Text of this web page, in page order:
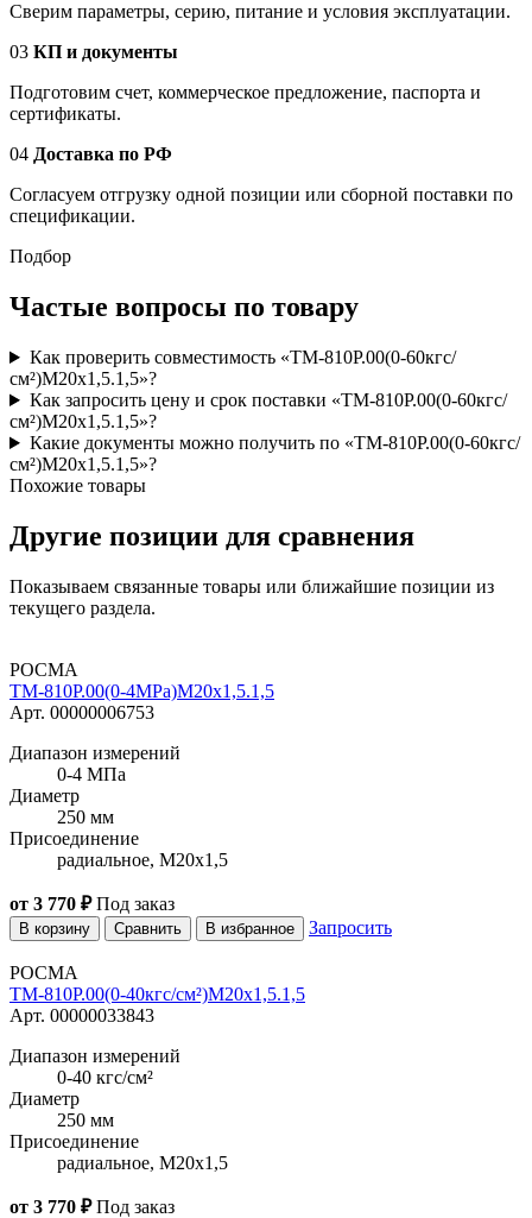
Сверим параметры, серию, питание и условия эксплуатации.
03 КП и документы
Подготовим счет, коммерческое предложение, паспорта и
сертификаты.
04 Доставка по РФ
Согласуем отгрузку одной позиции или сборной поставки по
спецификации.
Подбор
Частые вопросы по товару
Как проверить совместимость «ТМ-810Р.00(0-60кгс/
см²)M20x1,5.1,5»?
Как запросить цену и срок поставки «ТМ-810Р.00(0-60кгс/
см²)M20x1,5.1,5»?
Какие документы можно получить по «ТМ-810Р.00(0-60кгс/
см²)M20x1,5.1,5»?
Похожие товары
Другие позиции для сравнения
Показываем связанные товары или ближайшие позиции из
текущего раздела.
РОСМА
ТМ-810Р.00(0-4MPa)M20x1,5.1,5
Арт. 00000006753
Диапазон измерений
0-4 МПа
Диаметр
250 мм
Присоединение
радиальное, M20x1,5
от 3 770 ₽ Под заказ
В корзину Сравнить В избранное Запросить
РОСМА
ТМ-810Р.00(0-40кгс/см²)M20x1,5.1,5
Арт. 00000033843
Диапазон измерений
0-40 кгс/см²
Диаметр
250 мм
Присоединение
радиальное, M20x1,5
от 3 770 ₽ Под заказ